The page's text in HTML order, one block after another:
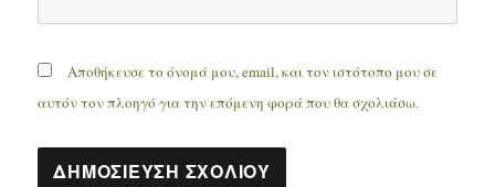
Αποθήκευσε το όνομά μου, email, και τον ιστότοπο μου σε
αυτόν τον πλοηγό για την επόμενη φορά που θα σχολιάσω.